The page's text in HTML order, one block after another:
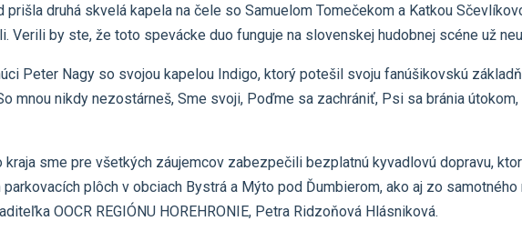
druhá skvelá kapela na čele so Samuelom Tomečekom a Katkou
Verili by ste, že toto spevácke duo funguje na slovenskej hudobnej scéne už
Peter Nagy so svojou kapelou Indigo, ktorý potešil svoju fanúšikovskú
mnou nikdy nezostárneš, Sme svoji, Poďme sa zachrániť, Psi sa bránia
sme pre všetkých záujemcov zabezpečili bezplatnú kyvadlovú dopravu,
plôch v obciach Bystrá a Mýto pod Ďumbierom, ako aj zo
OOCR REGIÓNU HOREHRONIE, Petra Ridzoňová Hlásniková.